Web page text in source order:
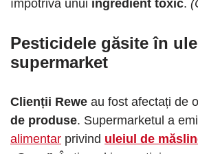
împotriva unui ingredient toxic.
Pesticidele găsite în
supermarket
Clienții Rewe au fost afectați de
de produse. Supermarketul a
alimentar privind uleiul de